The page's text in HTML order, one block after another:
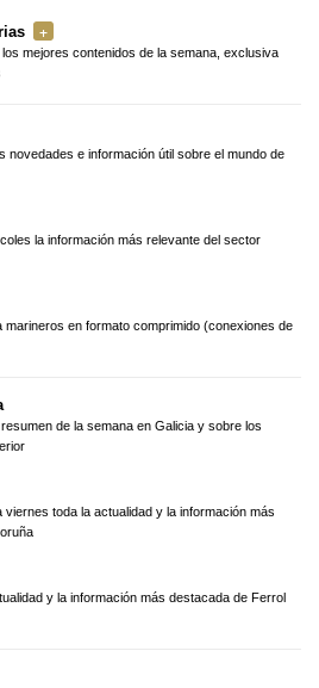
mejores contenidos de la semana, exclusiva
novedades e información útil sobre el mundo de
la información más relevante del sector
marineros en formato comprimido (conexiones de
de la semana en Galicia y sobre los
viernes toda la actualidad y la información más
y la información más destacada de Ferrol